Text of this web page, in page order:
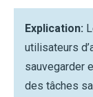
Explication:
utilisateurs
sauvegarder
des tâches